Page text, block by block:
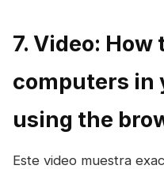
7. Video:
computers in
using the
Este video muestra